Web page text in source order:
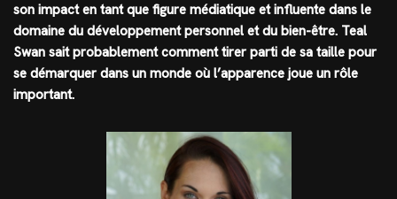
son impact en tant que figure médiatique et influente dans le
domaine du développement personnel et du bien-être. Teal
Swan sait probablement comment tirer parti de sa taille pour
se démarquer dans un monde où l’apparence joue un rôle
important.